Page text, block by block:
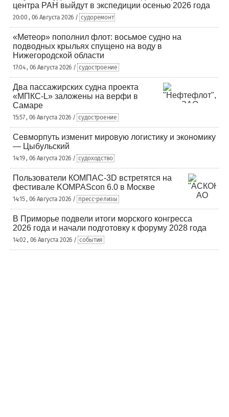
центра РАН выйдут в экспедиции осенью 2026 года
20:00 , 06 Августа 2026 / судоремонт
«Метеор» пополнил флот: восьмое судно на
подводных крыльях спущено на воду в
Нижегородской области
17:04 , 06 Августа 2026 / судостроение
Два пассажирских судна проекта
«МПКС-L» заложены на верфи в
Самаре
15:57 , 06 Августа 2026 / судостроение
Севморпуть изменит мировую логистику и экономику
— Цыбульский
14:19 , 06 Августа 2026 / судоходство
Пользователи КОМПАС-3D встретятся на
фестивале KOMPAScon 6.0 в Москве
14:15 , 06 Августа 2026 / пресс-релизы
В Приморье подвели итоги морского конгресса
2026 года и начали подготовку к форуму 2028 года
14:02 , 06 Августа 2026 / события